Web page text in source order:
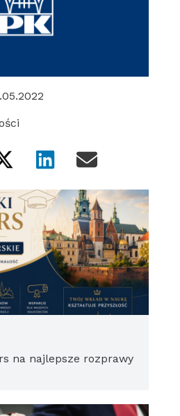
na najlepsze rozprawy